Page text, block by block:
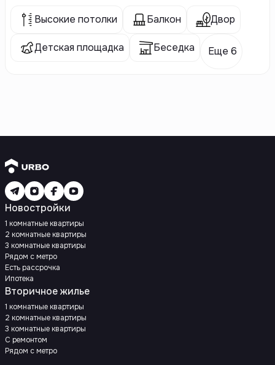
Высокие потолки Балкон Двор
Детская площадка Беседка Еще 6
Новостройки
1 комнатные квартиры
2 комнатные квартиры
3 комнатные квартиры
Рядом с метро
Есть рассрочка
Ипотека
Вторичное жилье
1 комнатные квартиры
2 комнатные квартиры
3 комнатные квартиры
С ремонтом
Рядом с метро